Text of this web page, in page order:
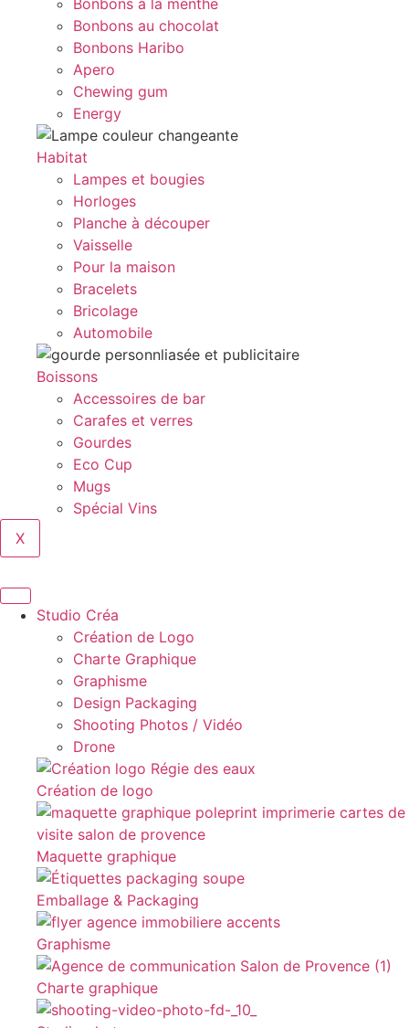
Bonbons au chocolat
Bonbons Haribo
Apero
Chewing gum
Energy
Habitat
Lampes et bougies
Horloges
Planche à découper
Vaisselle
Pour la maison
Bracelets
Bricolage
Automobile
Boissons
Accessoires de bar
Carafes et verres
Gourdes
Eco Cup
Mugs
Spécial Vins
X
Studio Créa
Création de Logo
Charte Graphique
Graphisme
Design Packaging
Shooting Photos / Vidéo
Drone
Création de logo
Maquette graphique
Emballage & Packaging
Graphisme
Charte graphique